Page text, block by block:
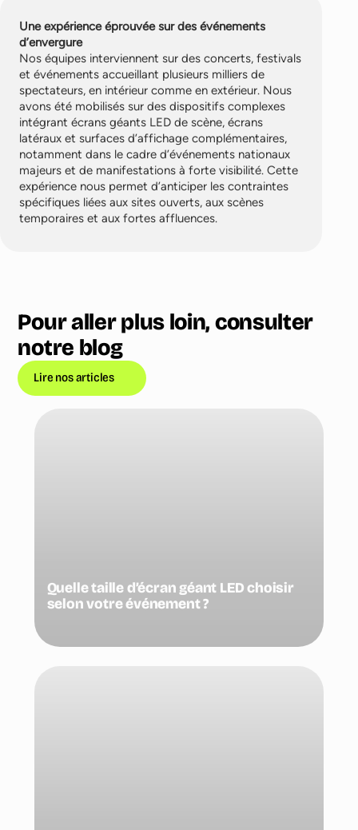
Une expérience éprouvée sur des événements
d’envergure
Nos équipes interviennent sur des concerts, festivals
et événements accueillant plusieurs milliers de
spectateurs, en intérieur comme en extérieur. Nous
avons été mobilisés sur des dispositifs complexes
intégrant écrans géants LED de scène, écrans
latéraux et surfaces d’affichage complémentaires,
notamment dans le cadre d’événements nationaux
majeurs et de manifestations à forte visibilité. Cette
expérience nous permet d’anticiper les contraintes
spécifiques liées aux sites ouverts, aux scènes
temporaires et aux fortes affluences.
Pour aller plus loin, consulter
notre blog
Lire nos articles
Quelle taille d’écran géant LED choisir
selon votre événement ?